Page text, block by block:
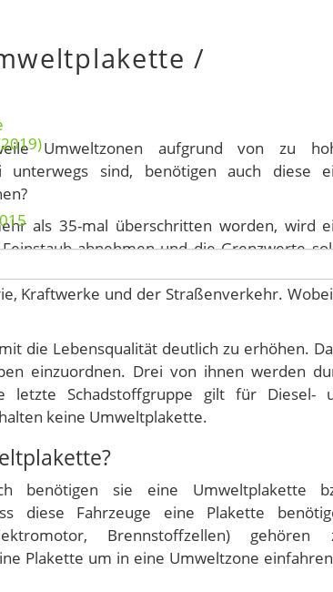
/
Umweltzonen aufgrund von zu
unterwegs sind, benötigen auch diese
als 35-mal überschritten worden, wird
abnehmen und die Grenzwerte
Pollen oder auch
Kraftwerke und der Straßenverkehr.
die Lebensqualität deutlich zu erhöhen.
einzuordnen. Drei von ihnen werden
letzte Schadstoffgruppe gilt für Diesel-
keine Umweltplakette.
benötigen sie eine Umweltplakette
diese Fahrzeuge eine Plakette
Brennstoffzellen) gehören
Plakette um in eine Umweltzone